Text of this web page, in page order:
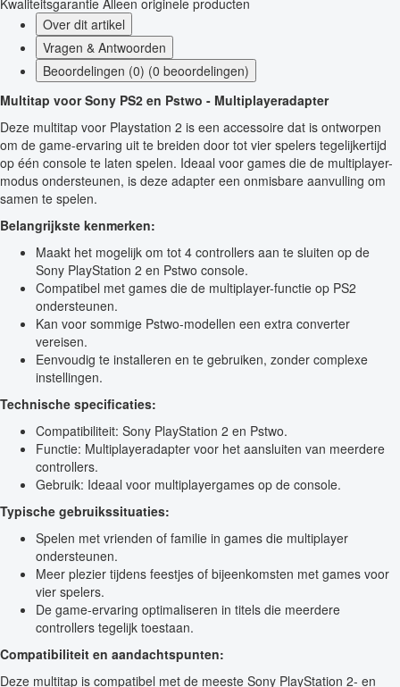
Kwaliteitsgarantie Alleen originele producten
Over dit artikel
Vragen & Antwoorden
Beoordelingen (0) (0 beoordelingen)
Multitap voor Sony PS2 en Pstwo - Multiplayeradapter
Deze multitap voor Playstation 2 is een accessoire dat is ontworpen
om de game-ervaring uit te breiden door tot vier spelers tegelijkertijd
op één console te laten spelen. Ideaal voor games die de multiplayer-
modus ondersteunen, is deze adapter een onmisbare aanvulling om
samen te spelen.
Belangrijkste kenmerken:
Maakt het mogelijk om tot 4 controllers aan te sluiten op de
Sony PlayStation 2 en Pstwo console.
Compatibel met games die de multiplayer-functie op PS2
ondersteunen.
Kan voor sommige Pstwo-modellen een extra converter
vereisen.
Eenvoudig te installeren en te gebruiken, zonder complexe
instellingen.
Technische specificaties:
Compatibiliteit: Sony PlayStation 2 en Pstwo.
Functie: Multiplayeradapter voor het aansluiten van meerdere
controllers.
Gebruik: Ideaal voor multiplayergames op de console.
Typische gebruikssituaties:
Spelen met vrienden of familie in games die multiplayer
ondersteunen.
Meer plezier tijdens feestjes of bijeenkomsten met games voor
vier spelers.
De game-ervaring optimaliseren in titels die meerdere
controllers tegelijk toestaan.
Compatibiliteit en aandachtspunten:
Deze multitap is compatibel met de meeste Sony PlayStation 2- en